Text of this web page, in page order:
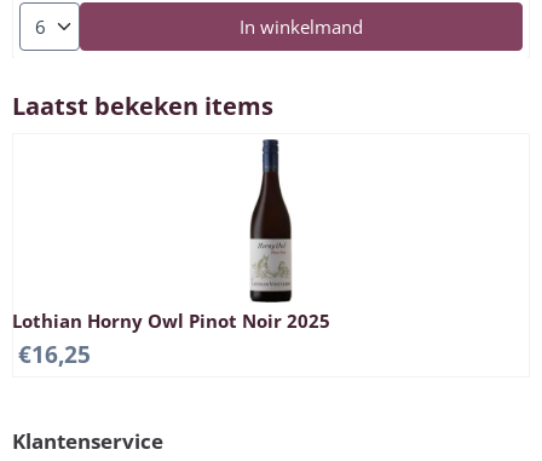
Aantal kiezen voor False Bay Pinotage 2023
In winkelmand
Laatst bekeken items
Lothian Horny Owl Pinot Noir 2025
€16,25
Klantenservice